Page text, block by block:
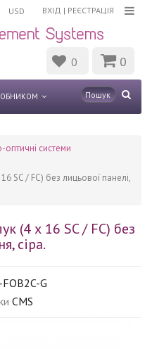
ВХІД | РЕЄСТРАЦІЯ
USD
0 0
системи
SC / FC) без лицьової панелі,
(4 х 16 SC / FC) без
сіра.
FOB2C-G
CMS